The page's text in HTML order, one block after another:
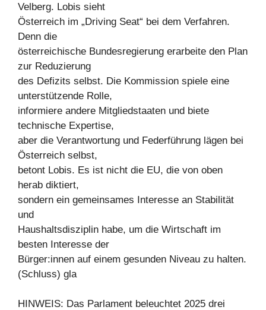
Velberg. Lobis sieht
Österreich im „Driving Seat“ bei dem Verfahren.
Denn die
österreichische Bundesregierung erarbeite den Plan
zur Reduzierung
des Defizits selbst. Die Kommission spiele eine
unterstützende Rolle,
informiere andere Mitgliedstaaten und biete
technische Expertise,
aber die Verantwortung und Federführung lägen bei
Österreich selbst,
betont Lobis. Es ist nicht die EU, die von oben
herab diktiert,
sondern ein gemeinsames Interesse an Stabilität
und
Haushaltsdisziplin habe, um die Wirtschaft im
besten Interesse der
Bürger:innen auf einem gesunden Niveau zu halten.
(Schluss) gla
HINWEIS: Das Parlament beleuchtet 2025 drei